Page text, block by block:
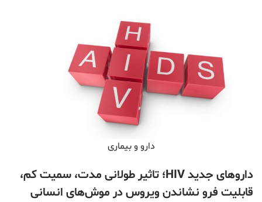
دارو‌ و بیماری
داروهای جدید HIV؛ تاثیر طولانی مدت، سمیت کم،
قابلیت فرو نشاندن ویروس در موش‌های انسانی